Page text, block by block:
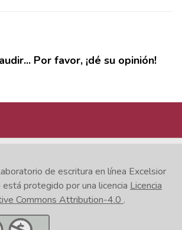
Por favor, ¡dé su opinión!
de escritura en línea Excelsior
protegido por una licencia Licencia
Commons Attribution-4.0 .